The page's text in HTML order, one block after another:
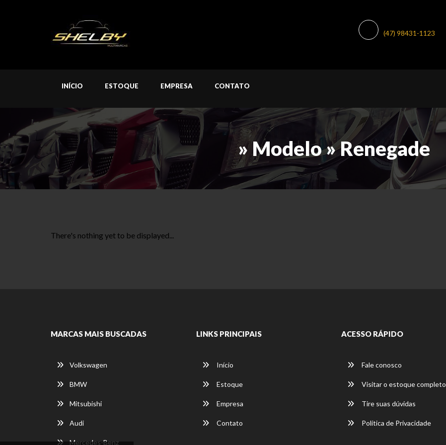
(47) 98431-1123
INÍCIO ESTOQUE EMPRESA CONTATO
» Modelo » Renegade
There's nothing yet to be displayed...
MARCAS MAIS BUSCADAS
Volkswagen
BMW
Mitsubishi
Audi
Mercedes-Benz
LINKS PRINCIPAIS
Início
Estoque
Empresa
Contato
ACESSO RÁPIDO
Fale conosco
Visitar o estoque completo
Tire suas dúvidas
Política de Privacidade